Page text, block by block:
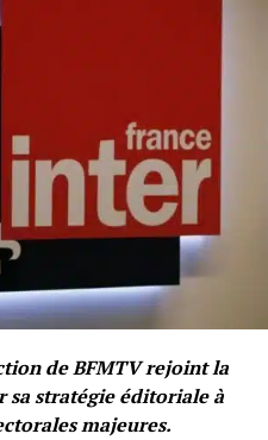
de BFMTV rejoint la
stratégie éditoriale à
majeures.